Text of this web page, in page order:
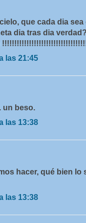
que cada dia
dia tras dia
las 21:45
un beso.
las 13:38
hacer, qué bien lo
las 13:38